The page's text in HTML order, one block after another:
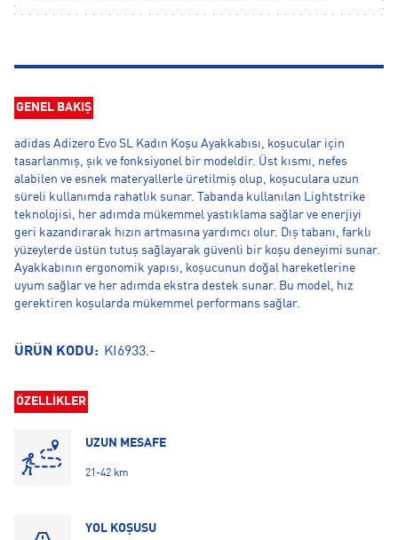
GENEL BAKIŞ
adidas Adizero Evo SL Kadın Koşu Ayakkabısı, koşucular için
tasarlanmış, şık ve fonksiyonel bir modeldir. Üst kısmı, nefes
alabilen ve esnek materyallerle üretilmiş olup, koşuculara uzun
süreli kullanımda rahatlık sunar. Tabanda kullanılan Lightstrike
teknolojisi, her adımda mükemmel yastıklama sağlar ve enerjiyi
geri kazandırarak hızın artmasına yardımcı olur. Dış tabanı, farklı
yüzeylerde üstün tutuş sağlayarak güvenli bir koşu deneyimi sunar.
Ayakkabının ergonomik yapısı, koşucunun doğal hareketlerine
uyum sağlar ve her adımda ekstra destek sunar. Bu model, hız
gerektiren koşularda mükemmel performans sağlar.
ÜRÜN KODU: KI6933.-
ÖZELLİKLER
UZUN MESAFE
21-42 km
YOL KOŞUSU